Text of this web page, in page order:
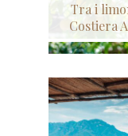
Tra i
Costiera